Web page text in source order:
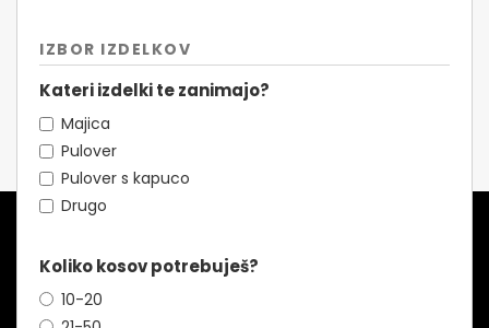
IZBOR IZDELKOV
Kateri izdelki te zanimajo?
Majica
Pulover
Pulover s kapuco
Drugo
Koliko kosov potrebuješ?
10-20